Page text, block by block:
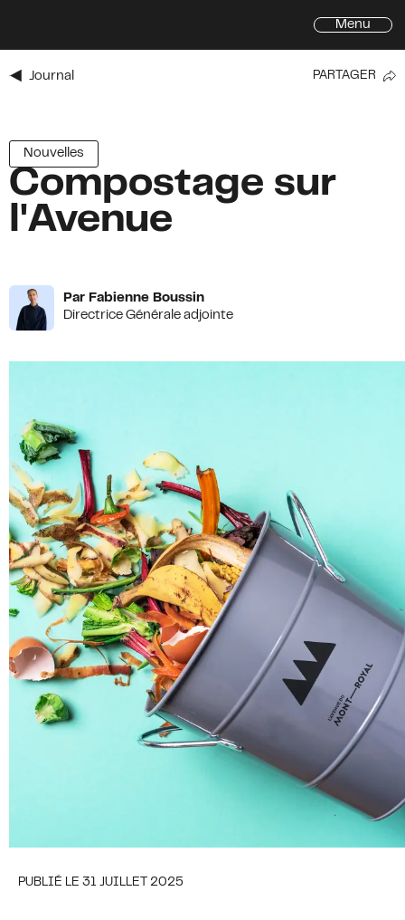
Menu
Journal
Nouvelles
Compostage sur
l'Avenue
Par Fabienne Boussin
Directrice Générale adjointe
PUBLIÉ LE 31 JUILLET 2025
PARTAGER
Inscrivez-vous à l'infolettre de
Prénom
Prénom*
Nom *
Adresse
Adresse
S'INCRIRE